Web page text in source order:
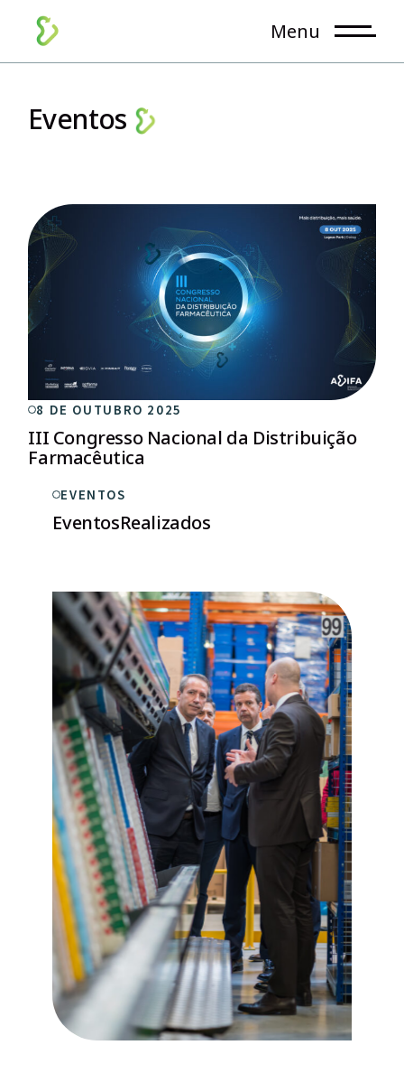
Menu
Eventos
8 DE OUTUBRO 2025
III Congresso Nacional da Distribuição
Farmacêutica
EVENTOS
EventosRealizados